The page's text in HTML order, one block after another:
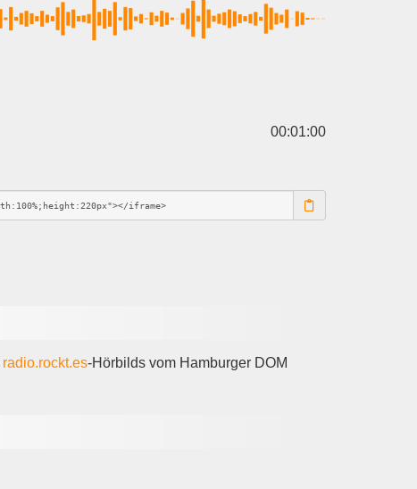
00:01:00
radio.rockt.es-Hörbilds vom Hamburger DOM